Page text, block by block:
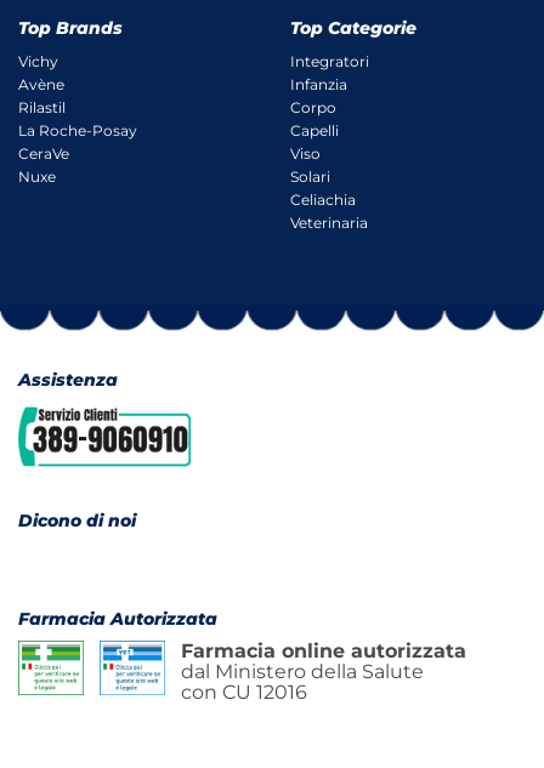
Top Brands
Vichy
Avène
Rilastil
La Roche-Posay
CeraVe
Nuxe
Top Categorie
Integratori
Infanzia
Corpo
Capelli
Viso
Solari
Celiachia
Veterinaria
Assistenza
Dicono di noi
Farmacia Autorizzata
Farmacia online autorizzata
dal Ministero della Salute
con CU 12016